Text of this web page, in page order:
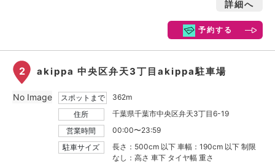
詳細へ
予約する
2 akippa 中央区弁天3丁目akippa駐車場
スポットまで
362m
住所
千葉県千葉市中央区弁天3丁目6-19
営業時間
00:00〜23:59
駐車サイズ
長さ：500cm 以下 車幅：190cm 以下 制限
なし：高さ 車下 タイヤ幅 重さ
No Image